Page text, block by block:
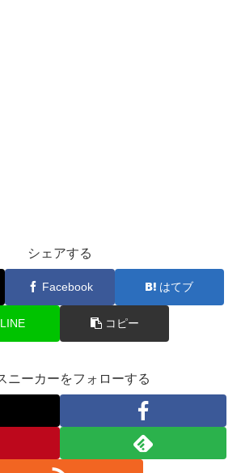
シェアする
Facebook はてブ
LINE コピー
ニーカーをフォローする